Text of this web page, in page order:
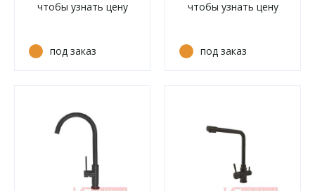
чтобы узнать цену
под заказ
чтобы узнать цену
под заказ